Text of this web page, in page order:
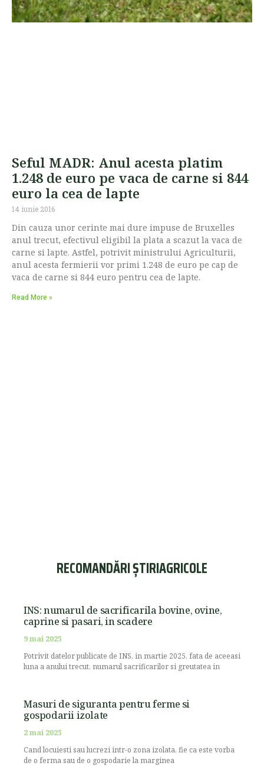
Seful MADR: Anul acesta platim
1.248 de euro pe vaca de carne si 844
euro la cea de lapte
14 iunie 2016
Din cauza unor cerinte mai dure impuse de Bruxelles
anul trecut, efectivul eligibil la plata a scazut la vaca de
carne si lapte. Astfel, potrivit ministrului Agriculturii,
anul acesta fermierii vor primi 1.248 de euro pe cap de
vaca de carne si 844 euro pentru cea de lapte.
Read More »
RECOMANDĂRI ȘTIRIAGRICOLE
INS: numarul de sacrificarila bovine, ovine,
caprine si pasari, in scadere
9 mai 2025
Potrivit datelor publicate de INS, in martie 2025, fata de aceeasi
luna a anului trecut, numarul sacrificarilor si greutatea in
Masuri de siguranta pentru ferme si
gospodarii izolate
2 mai 2025
Cand locuiesti sau lucrezi intr-o zona izolata, fie ca este vorba
de o ferma sau de o gospodarie la marginea